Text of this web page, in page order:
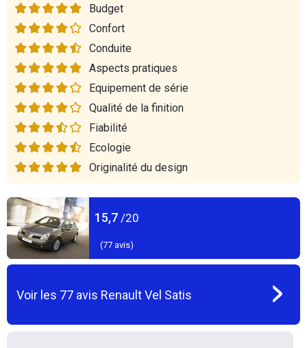
Budget
Confort
Conduite
Aspects pratiques
Equipement de série
Qualité de la finition
Fiabilité
Ecologie
Originalité du design
15,7 /20
(77 avis)
Voir les 77 avis Renault Vel Satis